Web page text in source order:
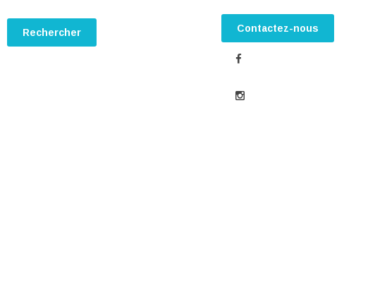
Contactez-nous